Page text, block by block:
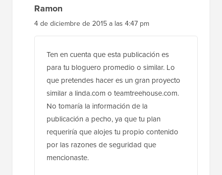
Ramon
4 de diciembre de 2015 a las 4:47 pm
Ten en cuenta que esta publicación es
para tu bloguero promedio o similar. Lo
que pretendes hacer es un gran proyecto
similar a linda.com o teamtreehouse.com.
No tomaría la información de la
publicación a pecho, ya que tu plan
requeriría que alojes tu propio contenido
por las razones de seguridad que
mencionaste.